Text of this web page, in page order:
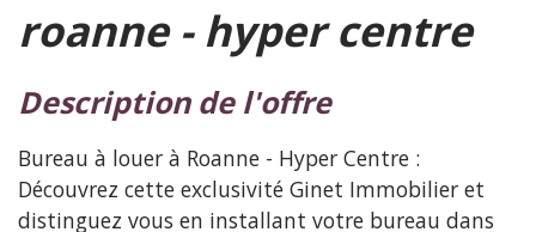
roanne - hyper centre
description de l'offre
Bureau à louer à Roanne - Hyper Centre :
Découvrez cette exclusivité Ginet Immobilier et
distinguez vous en installant votre bureau dans